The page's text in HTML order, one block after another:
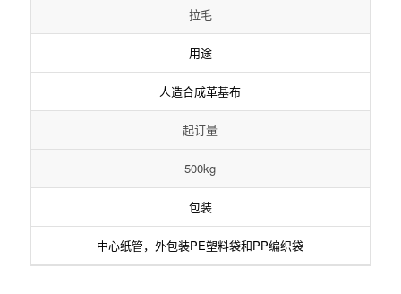
拉毛
用途
人造合成革基布
起订量
500kg
包装
中心纸管，外包装PE塑料袋和PP编织袋